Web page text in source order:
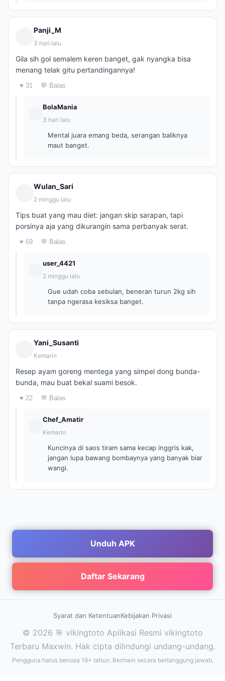
Panji_M
3 hari lalu
Gila sih gol semalem keren banget, gak nyangka bisa
menang telak gitu pertandingannya!
♥ 31 💬 Balas
BolaMania
3 hari lalu
Mental juara emang beda, serangan baliknya
maut banget.
Wulan_Sari
2 minggu lalu
Tips buat yang mau diet: jangan skip sarapan, tapi
porsinya aja yang dikurangin sama perbanyak serat.
♥ 69 💬 Balas
user_4421
2 minggu lalu
Gue udah coba sebulan, beneran turun 2kg sih
tanpa ngerasa kesiksa banget.
Yani_Susanti
Kemarin
Resep ayam goreng mentega yang simpel dong bunda-
bunda, mau buat bekal suami besok.
♥ 22 💬 Balas
Chef_Amatir
Kemarin
Kuncinya di saos tiram sama kecap inggris kak,
jangan lupa bawang bombaynya yang banyak biar
wangi.
Unduh APK
Daftar Sekarang
Syarat dan KetentuanKebijakan Privasi
© 2026 🎯 vikingtoto Aplikasi Resmi vikingtoto
Terbaru Maxwin. Hak cipta dilindungi undang-undang.
Pengguna harus berusia 18+ tahun. Bermain secara bertanggung jawab.